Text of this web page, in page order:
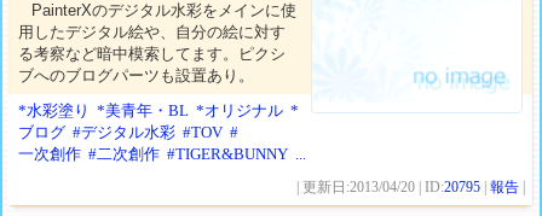
PainterXのデジタル水彩をメインに使
用したデジタル絵や、自分の絵に対す
る考察など暗中模索してます。ピクシ
ブへのブログパーツも設置あり。
*水彩塗り
*美青年・BL *オリジナル *
ブログ #デジタル水彩 #TOV #
一次創作 #二次創作 #TIGER&BUNNY ...
| 更新日:2013/04/20 | ID:20795 |報告